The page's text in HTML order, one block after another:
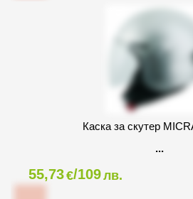
Каска за скутер
55,73€/109лв.